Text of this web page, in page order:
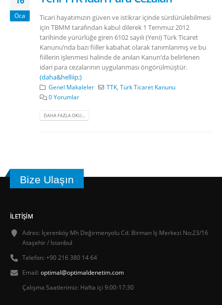
Oca
Ticari hayatımızın güven ve istikrar içinde sürdürülebilmesi
için TBMM tarafından kabul dilerek 1 Temmuz 2012
tarihinde yürürlüğe giren 6102 sayılı (Yeni) Türk Ticaret
Kanunu’nda bazı fiiller kabahat olarak tanımlanmış ve bu
fiillerin işlenmesi halinde de anılan Kanun’da belirlenen
idari para cezalarının uygulanması öngörülmüştür.
(daha&helliip;)
Genel Makaleler TTK,Türk Ticaret Kanunu
0 Yorumlar
DAHA FAZLA OKU...
Bize Ulaşın
İLETIŞIM
Adres: İçerenköy Mh Değirmenyolu Cd. Birman İş Merkezi No:23/16
Ataşehir / İstanbul
Telefon: +90 216 380 14 64
Email: optimal@optimaldenetim.com
Çalışma Saatlerimiz: Hafta içi 9:00-17:30